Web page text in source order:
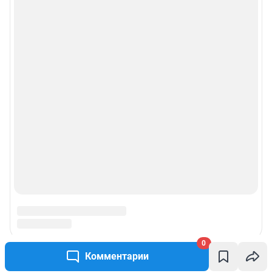
Комментарии
0